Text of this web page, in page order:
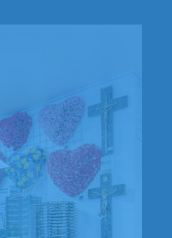
pour l’accompagnement